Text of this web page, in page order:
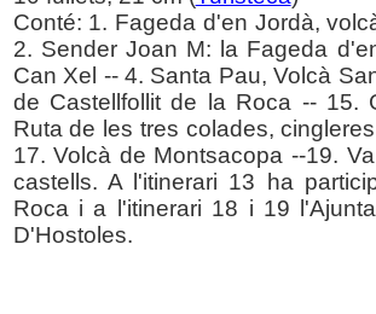
Conté: 1. Fageda d'en Jordà,
2. Sender Joan M: la Fageda
Can Xel -- 4. Santa Pau, Volcà
de Castellfollit de la Roca -- 15.
Ruta de les tres colades,
17. Volcà de Montsacopa --19.
castells. A l'itinerari 13 ha
Roca i a l'itinerari 18 i 19
D'Hostoles.